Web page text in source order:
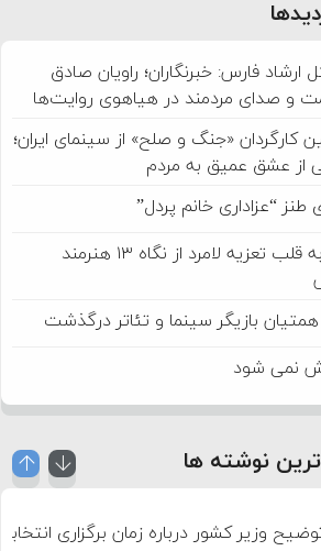
ارشاد فارس: خبرنگاران؛ راویان صادق
و صدای مردمند در هیاهوی روایت‌ها
کارگردان «جنگ و صلح» از سینمای ایران؛
از عشق عمیق به مردم
طنز “عزاداری خانم پردل”
سفر به قلب تعزیه لامرد از نگاه ۱۳ هنرمند
بازیگر سینما و تئاتر درگذشت
نمی شود
نوشته ها
وزیر کشور درباره زمان برگزاری